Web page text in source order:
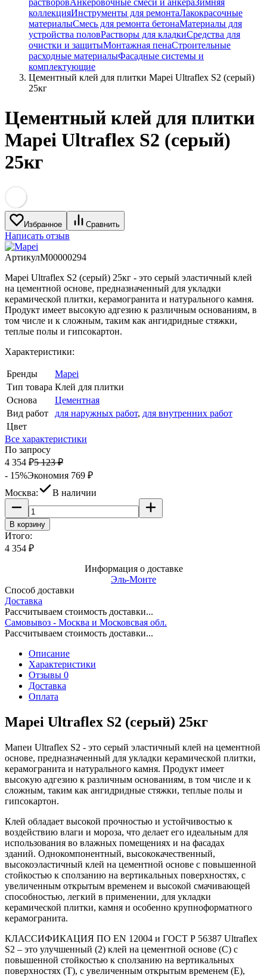
растворовАнкеровочные смеси и анкераЗимняя
коллекцияИнструменты для ремонтаЛакокрасочные
материалыСмесь для ремонта бетонаМатериалы для
устройства половРастворы для кладкиСредства для
очистки и защитыМонтажная пенаСтроительные
расходные материалыФасадные системы и
комплектующие
Цементный клей для плитки Mapei Ultraflex S2 (серый)
25кг
Цементный клей для плитки
Mapei Ultraflex S2 (серый)
25кг
Избранное Сравнить
Написать отзыв
АртикулM00000294
Mapei Ultraflex S2 (серый) 25кг - это серый эластичный клей
на цементной основе, предназначенный для укладки
керамической плитки, керамогранита и натурального камня.
Продукт имеет высокую адгезию к различным основаниям, в
том числе и к сложным, таким как ангидридные стяжки,
теплые полы и гипсокартон.
Характеристики:
Бренды
Mapei
Тип товара Клей для плитки
Основа
Цементная
Вид работ
для наружных работ, для внутренних работ
Цвет
Все характеристики
По запросу
4 354 ₽5 123 ₽
- 15%Экономия 769 ₽
Москва:
В наличии
В корзину
Итого:
4 354 ₽
Информация о доставке
Эль-Монте
Способ доставки
Доставка
Рассчитываем стоимость доставки...
Самовывоз - Москва и Московсвая обл.
Рассчитываем стоимость доставки...
Описание
Характеристики
Отзывы 0
Доставка
Оплата
Mapei Ultraflex S2 (серый) 25кг
Мапеи Ultraflex S2 - это серый эластичный клей на цементной
основе, предназначенный для укладки керамической плитки,
керамогранита и натурального камня. Продукт имеет
высокую адгезию к различным основаниям, в том числе и к
сложным, таким как ангидридные стяжки, теплые полы и
гипсокартон.
Клей обладает высокой прочностью и устойчивостью к
воздействию влаги и мороза, что делает его идеальным для
использования во влажных помещениях и на фасадах
зданий. Однокомпонентный, высококачественный,
высокоэластичный клей на цементной основе с повышенной
стойкостью к сползанию на вертикальных поверхностях, с
увеличенным открытым временем и высокой смачивающей
способностью, легкий в применении, для укладки
керамической плитки, камня и особенно крупноформатного
керамогранита.
КЛАССИФИКАЦИЯ ПО EN 12004 и ГОСТ Р 56387 Ultraflex
S2 – это улучшенный (2) клей на цементной основе (C) с
повышенной стойкостью к сползанию на вертикальных
поверхностях (T), с увеличенным открытым временем (E),